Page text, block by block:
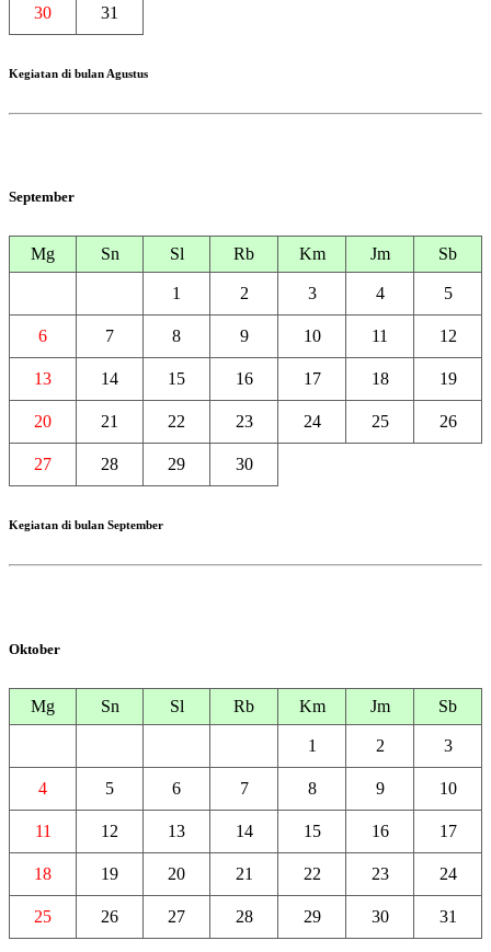
30 31
Kegiatan di bulan Agustus
September
Mg Sn Sl Rb Km Jm Sb
1 2 3 4 5
6 7 8 9 10 11 12
13 14 15 16 17 18 19
20 21 22 23 24 25 26
27 28 29 30
Kegiatan di bulan September
Oktober
Mg Sn Sl Rb Km Jm Sb
1 2 3
4 5 6 7 8 9 10
11 12 13 14 15 16 17
18 19 20 21 22 23 24
25 26 27 28 29 30 31